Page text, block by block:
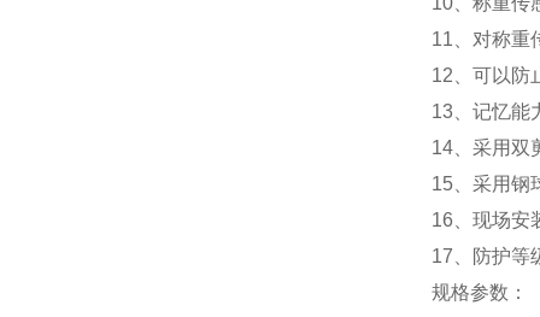
11 、对称
12 、可以
13 、记忆
14 、采用
15 、采用
16 、现场
17 、防护
规格参数：